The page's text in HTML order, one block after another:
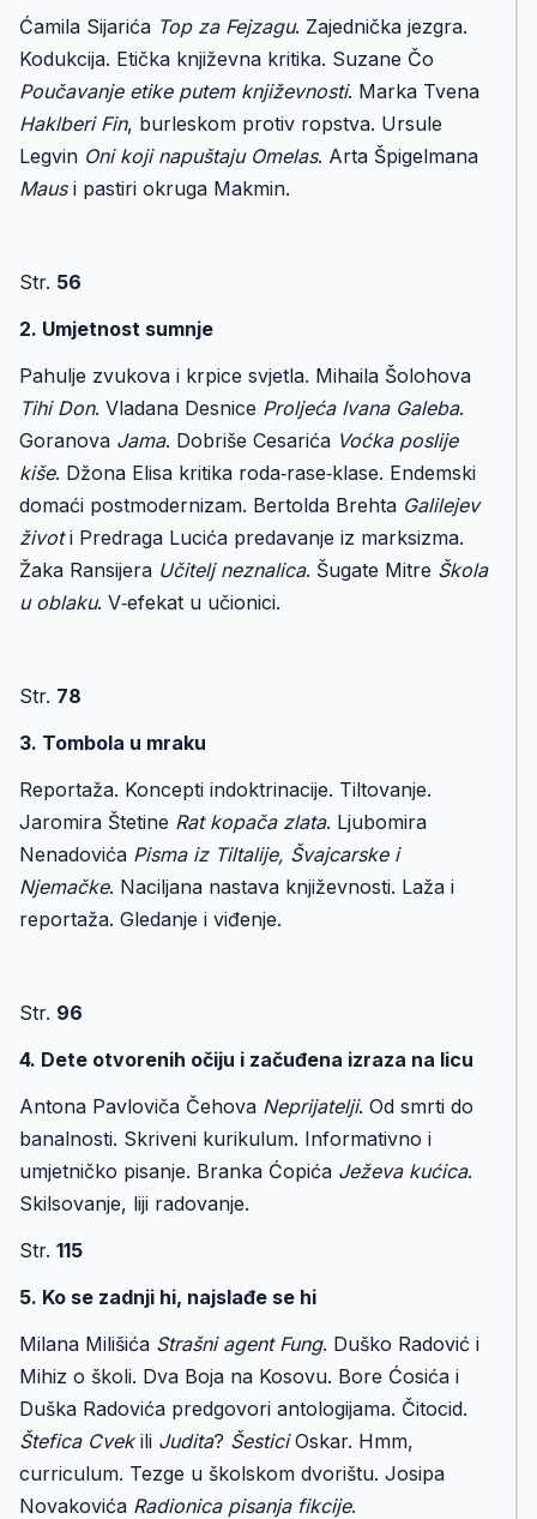
Ćamila Sijarića Top za Fejzagu. Zajednička jezgra.
Kodukcija. Etička književna kritika. Suzane Čo
Poučavanje etike putem književnosti. Marka Tvena
Hakl­beri Fin, burleskom protiv ropstva. Ursule
Legvin Oni koji napuštaju Omelas. Arta Špigelmana
Mausi pastiri okruga Makmin.
Str. 56
2. Umjetnost sumnje
Pahulje zvukova i krpice svjetla. Mihaila Šolohova
Tihi Don. Vladana Desnice Proljeća Ivana Galeba.
Goranova Jama. Dobriše Cesarića Voćka poslije
kiše. Džona Elisa kritika roda‑rase‑klase. Endemski
domaći postmodernizam. Bertolda Brehta Galilejev
životi Predraga Lucića predavanje iz marksizma.
Žaka Ransijera Učitelj neznalica. Šugate Mitre Škola
u oblaku. V‑efekat u učionici.
Str. 78
3. Tombola u mraku
Reportaža. Koncepti indoktrinacije. Tiltovanje.
Jaromira Štetine Rat kopača zlata. Ljubomira
Nenadovića Pisma iz Tiltalije, Švajcarske i
Njemačke. Naciljana nastava književnosti. Laža i
reportaža. Gledanje i viđenje.
Str. 96
4. Dete otvorenih očiju i začuđena izraza na licu
Antona Pavloviča Čehova Neprijatelji. Od smrti do
banalnosti. Skriveni kurikulum. Informativno i
umjetničko pisanje. Branka Ćopića Ježeva kućica.
Skilsovanje, liji radovanje.
Str. 115
5. Ko se zadnji hi, najslađe se hi
Milana Milišića Strašni agent Fung. Duško Radović i
Mihiz o školi. Dva Boja na Kosovu. Bore Ćosića i
Duška Radovića predgovori antologijama. Čitocid.
Štefica Cvekili Judita? ŠesticiOskar. Hmm,
curriculum. Tezge u školskom dvorištu. Josipa
Novakovića Radionica pisanja fikcije.